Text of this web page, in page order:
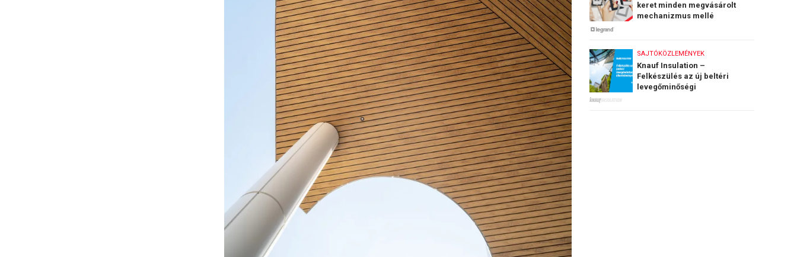
keret minden megvásárolt
mechanizmus mellé
SAJTÓKÖZLEMÉNYEK
Knauf Insulation –
Felkészülés az új beltéri
levegőminőségi